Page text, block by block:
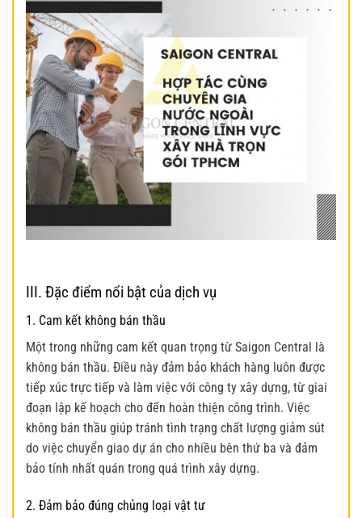
III. Đặc điểm nổi bật của dịch vụ
1. Cam kết không bán thầu
Một trong những cam kết quan trọng từ Saigon Central là
không bán thầu. Điều này đảm bảo khách hàng luôn được
tiếp xúc trực tiếp và làm việc với công ty xây dựng, từ giai
đoạn lập kế hoạch cho đến hoàn thiện công trình. Việc
không bán thầu giúp tránh tình trạng chất lượng giảm sút
do việc chuyển giao dự án cho nhiều bên thứ ba và đảm
bảo tính nhất quán trong quá trình xây dựng.
2. Đảm bảo đúng chủng loại vật tư